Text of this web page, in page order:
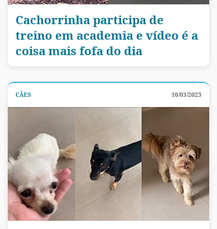
Cachorrinha participa de
treino em academia e vídeo é a
coisa mais fofa do dia
CÃES 10/03/2023